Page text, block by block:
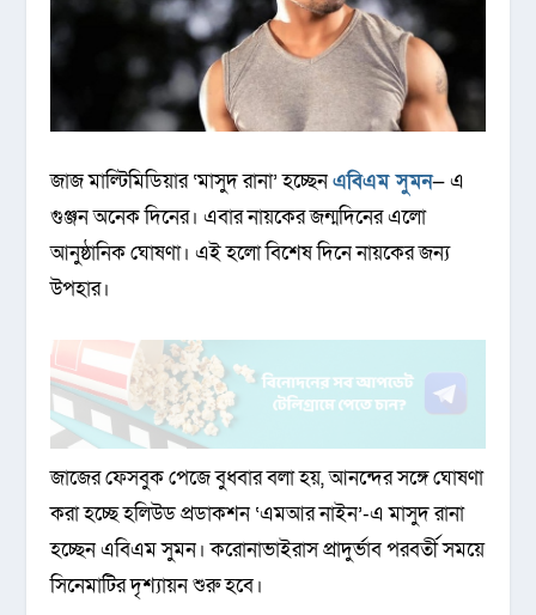
জাজ মাল্টিমিডিয়ার ‘মাসুদ রানা’ হচ্ছেনএবিএম সুমন— এ
গুঞ্জন অনেক দিনের। এবার নায়কের জন্মদিনের এলো
আনুষ্ঠানিক ঘোষণা। এই হলো বিশেষ দিনে নায়কের জন্য
উপহার।
জাজের ফেসবুক পেজে বুধবার বলা হয়, আনন্দের সঙ্গে ঘোষণা
করা হচ্ছে হলিউড প্রডাকশন ‘এমআর নাইন’-এ মাসুদ রানা
হচ্ছেন এবিএম সুমন। করোনাভাইরাস প্রাদুর্ভাব পরবর্তী সময়ে
সিনেমাটির দৃশ্যায়ন শুরু হবে।